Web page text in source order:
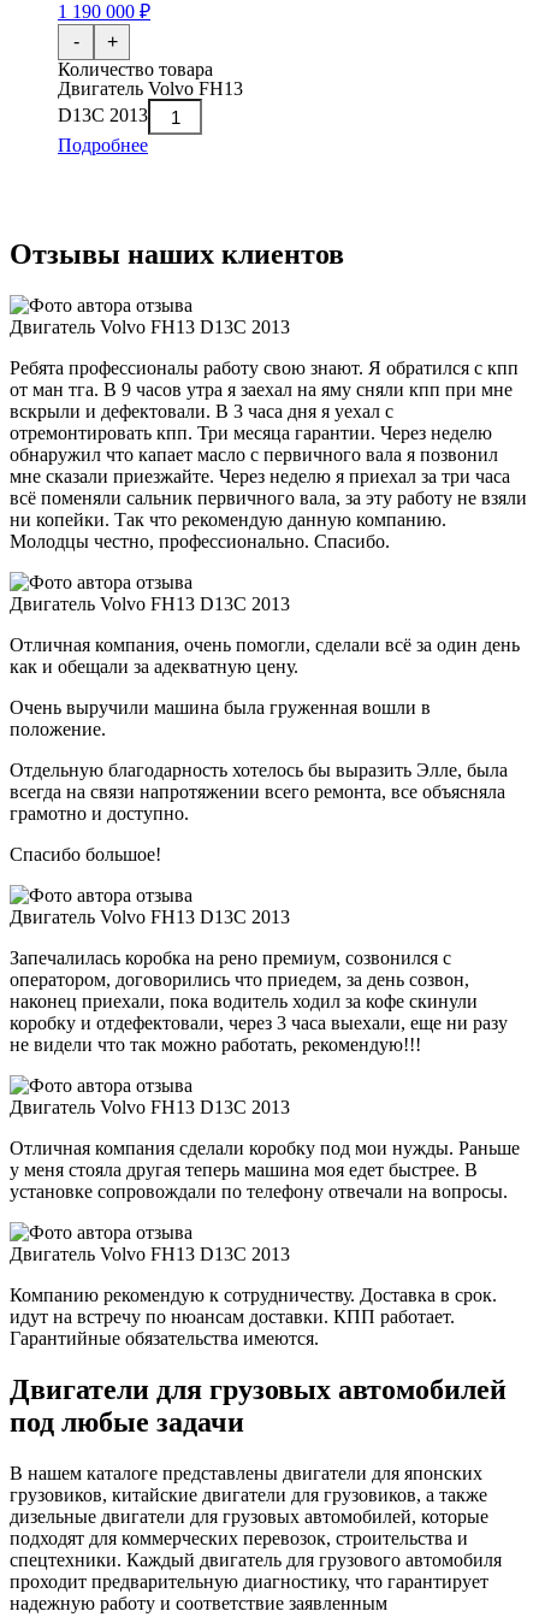
1 190 000 ₽
-
Количество товара
Двигатель Volvo FH13
D13C 2013
+
Подробнее
Отзывы наших клиентов
Двигатель Volvo FH13 D13C 2013
Ребята профессионалы работу свою знают. Я обратился с кпп
от ман тга. В 9 часов утра я заехал на яму сняли кпп при мне
вскрыли и дефектовали. В 3 часа дня я уехал с
отремонтировать кпп. Три месяца гарантии. Через неделю
обнаружил что капает масло с первичного вала я позвонил
мне сказали приезжайте. Через неделю я приехал за три часа
всё поменяли сальник первичного вала, за эту работу не взяли
ни копейки. Так что рекомендую данную компанию.
Молодцы честно, профессионально. Спасибо.
Двигатель Volvo FH13 D13C 2013
Отличная компания, очень помогли, сделали всё за один день
как и обещали за адекватную цену.
Очень выручили машина была груженная вошли в
положение.
Отдельную благодарность хотелось бы выразить Элле, была
всегда на связи напротяжении всего ремонта, все объясняла
грамотно и доступно.
Спасибо большое!
Двигатель Volvo FH13 D13C 2013
Запечалилась коробка на рено премиум, созвонился с
оператором, договорились что приедем, за день созвон,
наконец приехали, пока водитель ходил за кофе скинули
коробку и отдефектовали, через 3 часа выехали, еще ни разу
не видели что так можно работать, рекомендую!!!
Двигатель Volvo FH13 D13C 2013
Отличная компания сделали коробку под мои нужды. Раньше
у меня стояла другая теперь машина моя едет быстрее. В
установке сопровождали по телефону отвечали на вопросы.
Двигатель Volvo FH13 D13C 2013
Компанию рекомендую к сотрудничеству. Доставка в срок.
идут на встречу по нюансам доставки. КПП работает.
Гарантийные обязательства имеются.
Двигатели для грузовых автомобилей
под любые задачи
В нашем каталоге представлены двигатели для японских
грузовиков, китайские двигатели для грузовиков, а также
дизельные двигатели для грузовых автомобилей, которые
подходят для коммерческих перевозок, строительства и
спецтехники. Каждый двигатель для грузового автомобиля
проходит предварительную диагностику, что гарантирует
надежную работу и соответствие заявленным